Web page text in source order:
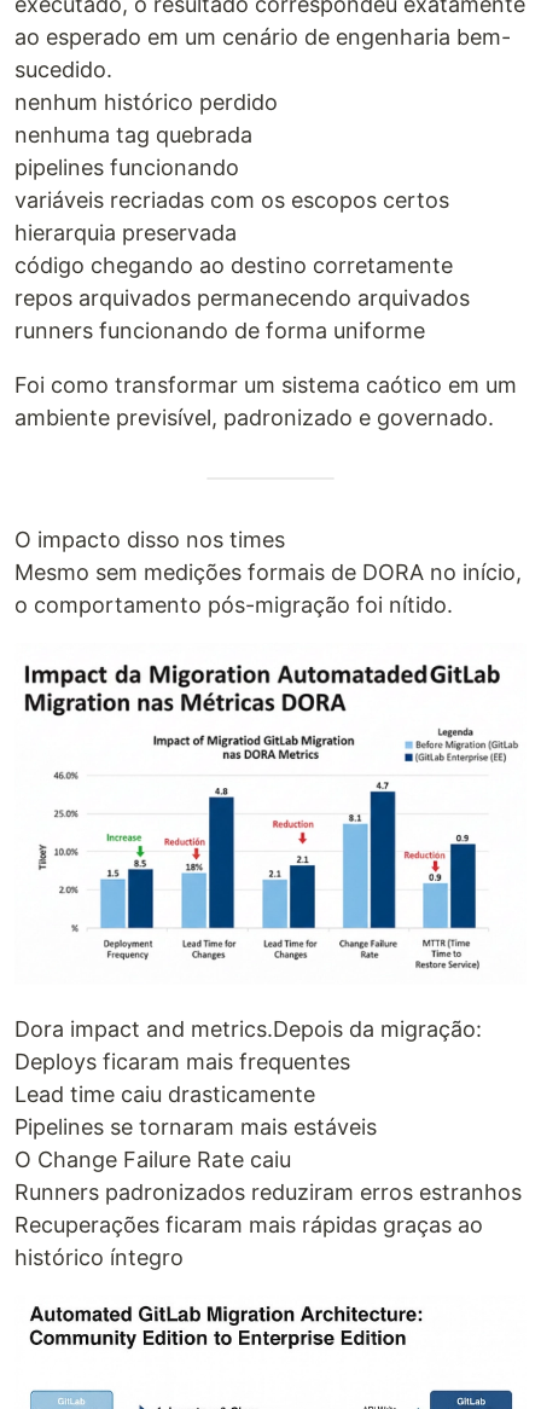
ao esperado em um cenário de engenharia bem-
sucedido.
nenhum histórico perdido
nenhuma tag quebrada
pipelines funcionando
variáveis recriadas com os escopos certos
hierarquia preservada
código chegando ao destino corretamente
repos arquivados permanecendo arquivados
runners funcionando de forma uniforme
Foi como transformar um sistema caótico em um
ambiente previsível, padronizado e governado.
O impacto disso nos times
Mesmo sem medições formais de DORA no início,
o comportamento pós-migração foi nítido.
Dora impact and metrics.Depois da migração:
Deploys ficaram mais frequentes
Lead time caiu drasticamente
Pipelines se tornaram mais estáveis
O Change Failure Rate caiu
Runners padronizados reduziram erros estranhos
Recuperações ficaram mais rápidas graças ao
histórico íntegro